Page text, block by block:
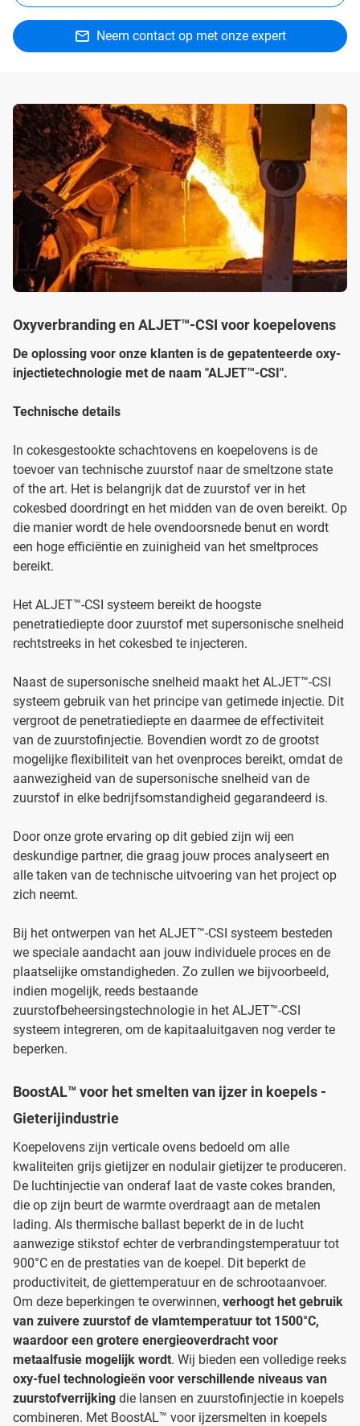
Neem contact op met onze expert
Oxyverbranding en ALJET™-CSI voor koepelovens
De oplossing voor onze klanten is de gepatenteerde oxy-
injectietechnologie met de naam "ALJET™-CSI".
Technische details
In cokesgestookte schachtovens en koepelovens is de
toevoer van technische zuurstof naar de smeltzone state
of the art. Het is belangrijk dat de zuurstof ver in het
cokesbed doordringt en het midden van de oven bereikt. Op
die manier wordt de hele ovendoorsnede benut en wordt
een hoge efficiëntie en zuinigheid van het smeltproces
bereikt.
Het ALJET™-CSI systeem bereikt de hoogste
penetratiediepte door zuurstof met supersonische snelheid
rechtstreeks in het cokesbed te injecteren.
Naast de supersonische snelheid maakt het ALJET™-CSI
systeem gebruik van het principe van getimede injectie. Dit
vergroot de penetratiediepte en daarmee de effectiviteit
van de zuurstofinjectie. Bovendien wordt zo de grootst
mogelijke flexibiliteit van het ovenproces bereikt, omdat de
aanwezigheid van de supersonische snelheid van de
zuurstof in elke bedrijfsomstandigheid gegarandeerd is.
Door onze grote ervaring op dit gebied zijn wij een
deskundige partner, die graag jouw proces analyseert en
alle taken van de technische uitvoering van het project op
zich neemt.
Bij het ontwerpen van het ALJET™-CSI systeem besteden
we speciale aandacht aan jouw individuele proces en de
plaatselijke omstandigheden. Zo zullen we bijvoorbeeld,
indien mogelijk, reeds bestaande
zuurstofbeheersingstechnologie in het ALJET™-CSI
systeem integreren, om de kapitaaluitgaven nog verder te
beperken.
BoostAL™ voor het smelten van ijzer in koepels -
Gieterijindustrie
Koepelovens zijn verticale ovens bedoeld om alle
kwaliteiten grijs gietijzer en nodulair gietijzer te produceren.
De luchtinjectie van onderaf laat de vaste cokes branden,
die op zijn beurt de warmte overdraagt aan de metalen
lading. Als thermische ballast beperkt de in de lucht
aanwezige stikstof echter de verbrandingstemperatuur tot
900°C en de prestaties van de koepel. Dit beperkt de
productiviteit, de giettemperatuur en de schrootaanvoer.
Om deze beperkingen te overwinnen, verhoogt het gebruik
van zuivere zuurstof de vlamtemperatuur tot 1500°C,
waardoor een grotere energieoverdracht voor
metaalfusie mogelijk wordt. Wij bieden een volledige reeks
oxy-fuel technologieën voor verschillende niveaus van
zuurstofverrijking die lansen en zuurstofinjectie in koepels
combineren. Met BoostAL™ voor ijzersmelten in koepels